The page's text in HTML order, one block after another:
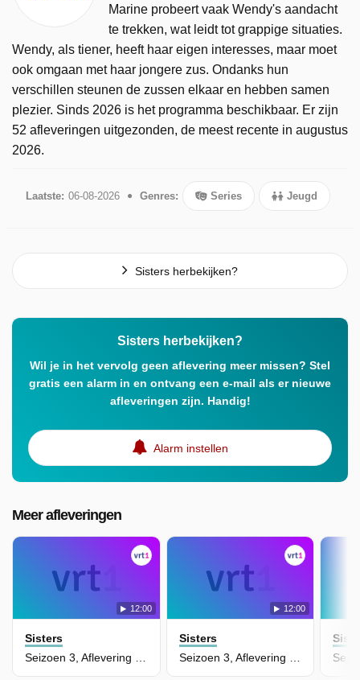
Marine probeert vaak Wendy's aandacht
te trekken, wat leidt tot grappige situaties.
Wendy, als tiener, heeft haar eigen interesses, maar moet
ook omgaan met haar jongere zus. Ondanks hun
verschillen steunen de zussen elkaar en hebben samen
plezier. Sinds 2026 is het programma beschikbaar. Er zijn
52 afleveringen uitgezonden, de meest recente in augustus
2026.
Laatste: 06-08-2026 Genres: Series Jeugd
Sisters herbekijken?
Sisters herbekijken?
Wil je in het vervolg geen aflevering meer missen? Stel
gratis een alarm in en ontvang een e-mail als er nieuwe
afleveringen zijn. Handig!
Alarm instellen
Meer afleveringen
12:00
Sisters
Seizoen 3, Aflevering 14 - Verkinderingskuur
12:00
Sisters
Seizoen 3, Aflevering 13 - Zakgeld